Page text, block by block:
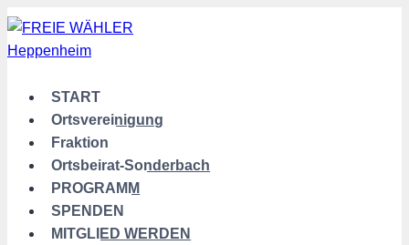
Zum
springen
START
Ortsvereinigung
Fraktion
Ortsbeirat-Sonderbach
PROGRAMM
SPENDEN
MITGLIED WERDEN